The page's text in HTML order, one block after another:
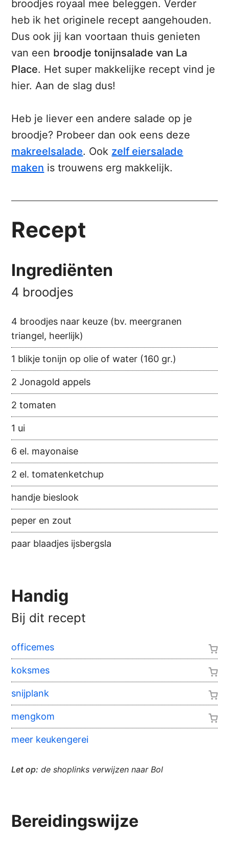
broodjes royaal mee beleggen. Verder
heb ik het originele recept aangehouden.
Dus ook jij kan voortaan thuis genieten
van een broodje tonijnsalade van La
Place. Het super makkelijke recept vind je
hier. Aan de slag dus!
Heb je liever een andere salade op je
broodje? Probeer dan ook eens deze
makreelsalade. Ook zelf eiersalade
maken is trouwens erg makkelijk.
Recept
Ingrediënten
4 broodjes
4 broodjes naar keuze (bv. meergranen
triangel, heerlijk)
1 blikje tonijn op olie of water (160 gr.)
2 Jonagold appels
2 tomaten
1 ui
6 el. mayonaise
2 el. tomatenketchup
handje bieslook
peper en zout
paar blaadjes ijsbergsla
Handig
Bij dit recept
officemes
koksmes
snijplank
mengkom
meer keukengerei
Let op: de shoplinks verwijzen naar Bol
Bereidingswijze